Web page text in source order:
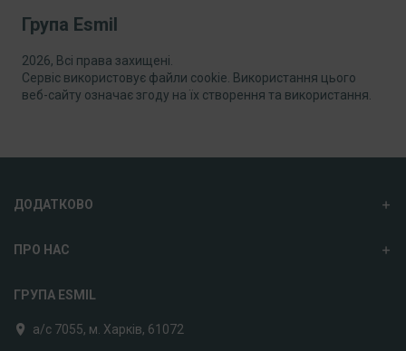
Група Esmil
2026, Всі права захищені.
Сервіс використовує файли cookie. Використання цього
веб-сайту означає згоду на їх створення та використання.
ДОДАТКОВО
ПРО НАС
ГРУПА ESMIL
а/с 7055, м. Харків, 61072